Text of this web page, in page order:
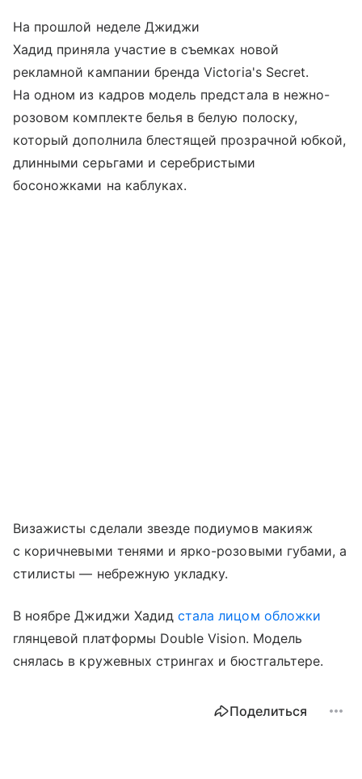
На прошлой неделе Джиджи
Хадид приняла участие в съемках новой
рекламной кампании бренда Victoria's Secret.
На одном из кадров модель предстала в нежно-
розовом комплекте белья в белую полоску,
который дополнила блестящей прозрачной юбкой,
длинными серьгами и серебристыми
босоножками на каблуках.
Визажисты сделали звезде подиумов макияж
с коричневыми тенями и ярко-розовыми губами, а
стилисты — небрежную укладку.
В ноябре Джиджи Хадидстала лицом обложки
глянцевой платформы Double Vision. Модель
снялась в кружевных стрингах и бюстгальтере.
Поделиться